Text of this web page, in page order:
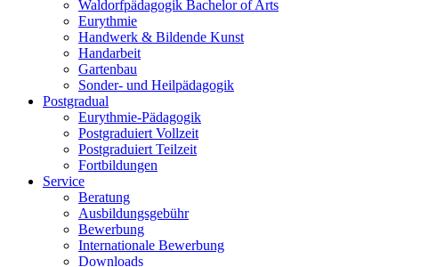
Waldorfpädagogik Bachelor of Arts
Eurythmie
Handwerk & Bildende Kunst
Handarbeit
Gartenbau
Sonder- und Heilpädagogik
Postgradual
Eurythmie-Pädagogik
Postgraduiert Vollzeit
Postgraduiert Teilzeit
Fortbildungen
Service
Beratung
Ausbildungsgebühr
Bewerbung
Internationale Bewerbung
Downloads